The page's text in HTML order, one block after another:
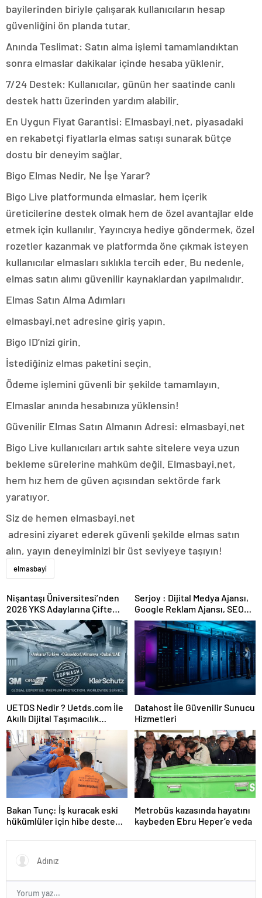
bayilerinden biriyle çalışarak kullanıcıların hesap
güvenliğini ön planda tutar.
Anında Teslimat: Satın alma işlemi tamamlandıktan
sonra elmaslar dakikalar içinde hesaba yüklenir.
7/24 Destek: Kullanıcılar, günün her saatinde canlı
destek hattı üzerinden yardım alabilir.
En Uygun Fiyat Garantisi: Elmasbayi.net, piyasadaki
en rekabetçi fiyatlarla elmas satışı sunarak bütçe
dostu bir deneyim sağlar.
Bigo Elmas Nedir, Ne İşe Yarar?
Bigo Live platformunda elmaslar, hem içerik
üreticilerine destek olmak hem de özel avantajlar elde
etmek için kullanılır. Yayıncıya hediye göndermek, özel
rozetler kazanmak ve platformda öne çıkmak isteyen
kullanıcılar elmasları sıklıkla tercih eder. Bu nedenle,
elmas satın alımı güvenilir kaynaklardan yapılmalıdır.
Elmas Satın Alma Adımları
elmasbayi.net adresine giriş yapın.
Bigo ID’nizi girin.
İstediğiniz elmas paketini seçin.
Ödeme işlemini güvenli bir şekilde tamamlayın.
Elmaslar anında hesabınıza yüklensin!
Güvenilir Elmas Satın Almanın Adresi: elmasbayi.net
Bigo Live kullanıcıları artık sahte sitelere veya uzun
bekleme sürelerine mahkûm değil. Elmasbayi.net,
hem hız hem de güven açısından sektörde fark
yaratıyor.
Siz de hemen elmasbayi.net
adresini ziyaret ederek güvenli şekilde elmas satın
alın, yayın deneyiminizi bir üst seviyeye taşıyın!
elmasbayi
Nişantaşı Üniversitesi’nden
2026 YKS Adaylarına Çifte
Güvence: Sabit Ücret ve
Kesintisiz Burs
Serjoy : Dijital Medya Ajansı,
Google Reklam Ajansı, SEO
Ajansı ve Web Tasarım Ajansı
UETDS Nedir ? Uetds.com İle
Akıllı Dijital Taşımacılık
Yazılımı
Datahost İle Güvenilir Sunucu
Hizmetleri
Bakan Tunç: İş kuracak eski
hükümlüler için hibe desteği
Metrobüs kazasında hayatını
kaybeden Ebru Heper’e veda